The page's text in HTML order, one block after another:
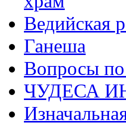
Ведийская
Ганеша
Вопросы
ЧУДЕСА